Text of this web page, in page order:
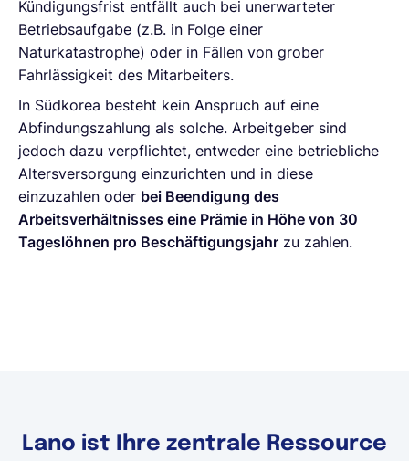
Kündigungsfrist entfällt auch bei unerwarteter
Betriebsaufgabe (z.B. in Folge einer
Naturkatastrophe) oder in Fällen von grober
Fahrlässigkeit des Mitarbeiters.
In Südkorea besteht kein Anspruch auf eine
Abfindungszahlung als solche. Arbeitgeber sind
jedoch dazu verpflichtet, entweder eine betriebliche
Altersversorgung einzurichten und in diese
einzuzahlen oder bei Beendigung des
Arbeitsverhältnisses eine Prämie in Höhe von 30
Tageslöhnen pro Beschäftigungsjahr zu zahlen.
Lano ist Ihre zentrale Ressource